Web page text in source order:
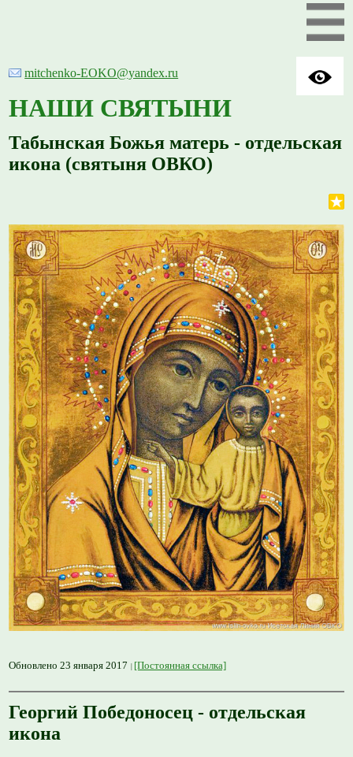
mitchenko-EOKO@yandex.ru
НАШИ СВЯТЫНИ
Табынская Божья матерь - отдельская
икона (святыня ОВКО)
Обновлено 23 января 2017 [Постоянная ссылка]
Георгий Победоносец - отдельская
икона